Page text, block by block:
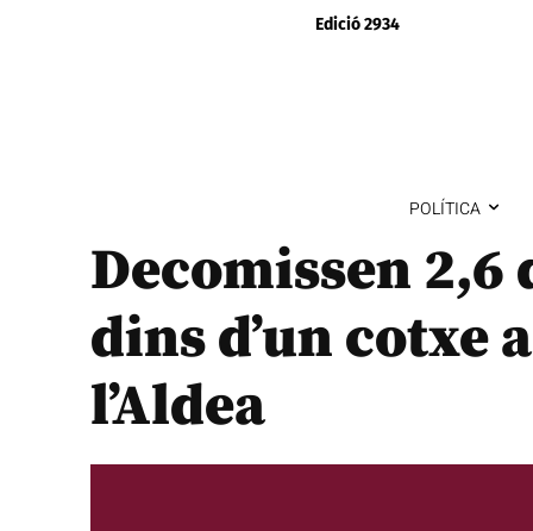
Edició 2934
POLÍTICA
Decomissen
dins d’un cotxe
l’Aldea